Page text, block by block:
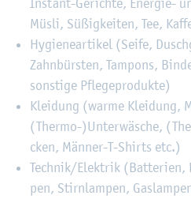
Müsli, Sü­ßig­kei­ten, Tee,
Hy­gie­ne­ar­ti­kel (Seife,
Zahn­bürs­ten, Tam­pons,
sons­ti­ge Pfle­ge­pro­duk­te)
Klei­dung (warme Klei­dung,
(Ther­mo-)Un­ter­wä­sche,
cken, Män­ner-T-Shirts etc.)
Tech­nik/Elek­trik (Bat­te­ri­en,
pen, Stirn­lam­pen,